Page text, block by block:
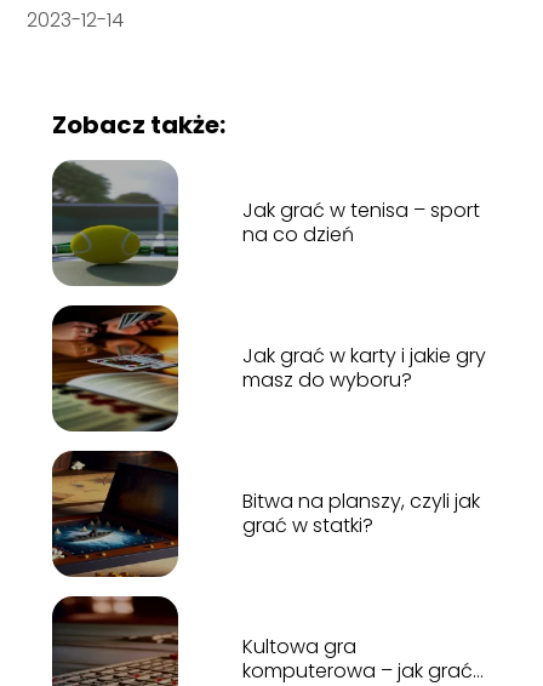
2023-12-14
Zobacz także:
Jak grać w tenisa – sport
na co dzień
Jak grać w karty i jakie gry
masz do wyboru?
Bitwa na planszy, czyli jak
grać w statki?
Kultowa gra
komputerowa – jak grać